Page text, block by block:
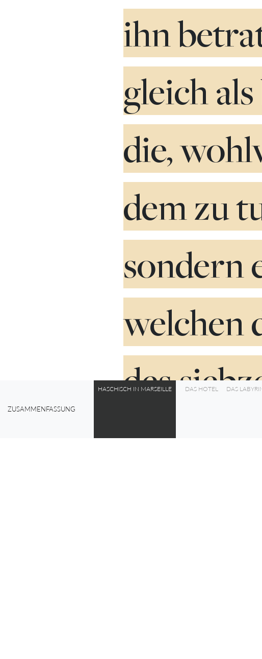
ihn
gleich
die,
dem zu
sondern
welchen
des
nach
ZUSAMMENFASSUNG
HASCHISCH IN MARSEILLE DAS HOTEL DAS